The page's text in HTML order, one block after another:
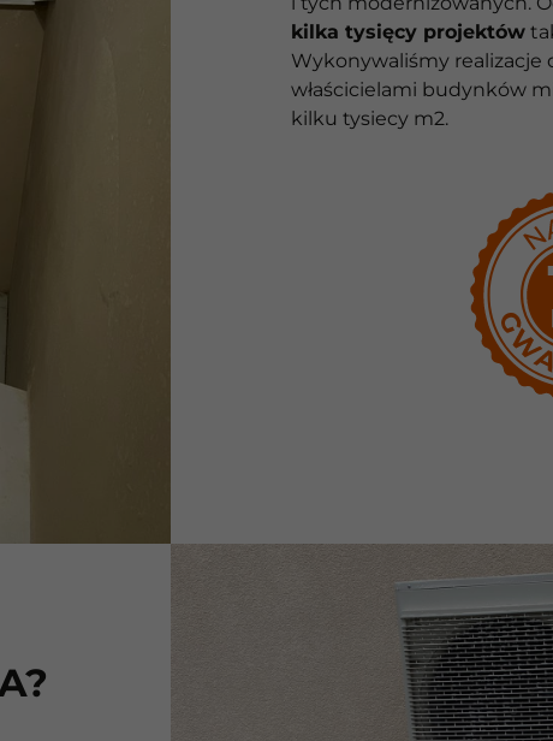
kilka tysięcy projektów
Wykonywaliśmy
właścicielami budynków
kilku tysiecy m2.